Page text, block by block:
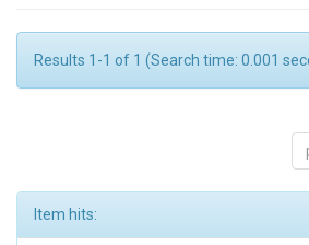
Results 1-1 of 1 (Search time: 0.001
Item hits: